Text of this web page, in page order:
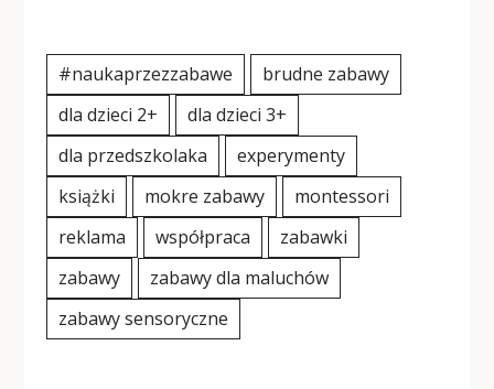
#naukaprzezzabawe
brudne zabawy
dla dzieci 2+
dla dzieci 3+
dla przedszkolaka
experymenty
książki
mokre zabawy
montessori
reklama
współpraca
zabawki
zabawy
zabawy dla maluchów
zabawy sensoryczne